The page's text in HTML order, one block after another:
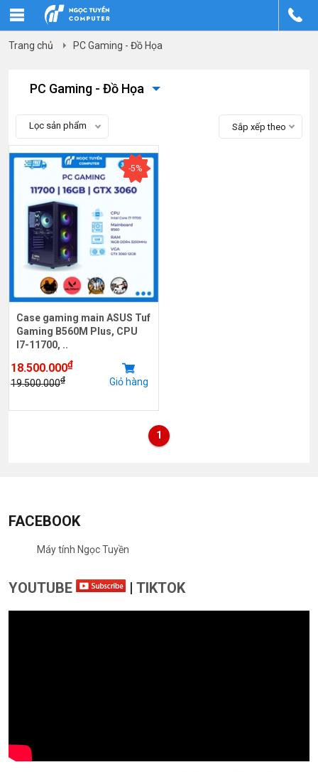
Trang chủ PC Gaming - Đồ Họa
PC Gaming - Đồ Họa
Lọc sản phẩm Sắp xếp theo
-5%
Case gaming main ASUS Tuf
Gaming B560M Plus, CPU
I7-11700, ..
18.500.000₫
19.500.000₫ Giỏ hàng
1
FACEBOOK
Máy tính Ngọc Tuyền
YOUTUBE | TIKTOK